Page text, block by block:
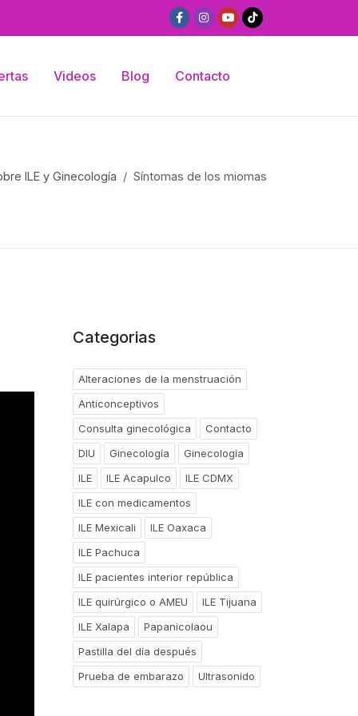
Videos Blog Contacto
ILE y Ginecología Síntomas de los miomas
Categorias
Alteraciones de la menstruación
Anticonceptivos
Consulta ginecológica
Contacto
DIU
Ginecología
Ginecología
ILE
ILE Acapulco
ILE CDMX
ILE con medicamentos
ILE Mexicali
ILE Oaxaca
ILE Pachuca
ILE pacientes interior república
ILE quirúrgico o AMEU
ILE Tijuana
ILE Xalapa
Papanicolaou
Pastilla del día después
Prueba de embarazo
Ultrasonido